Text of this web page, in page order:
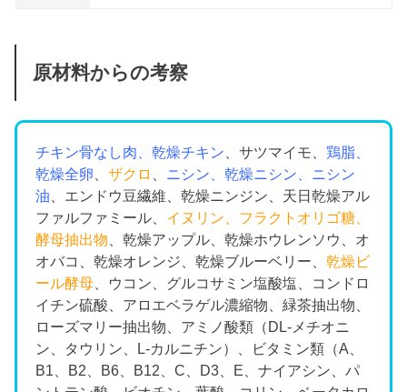
原材料からの考察
チキン骨なし肉、乾燥チキン 、サツマイモ、鶏脂、
乾燥全卵 、ザクロ
ニシン、乾燥ニシン、ニシン
油 、エンドウ豆繊維、乾燥ニンジン、天日乾燥アル
ファルファミール、 イヌリン、フラクトオリゴ糖、
酵母抽出物 、乾燥アップル、乾燥ホウレンソウ、オ
オバコ、乾燥オレンジ、乾燥ブルーベリー、乾燥ビ
ール酵母 、ウコン、グルコサミン塩酸塩、コンドロ
イチン硫酸、アロエベラゲル濃縮物、緑茶抽出物、
ローズマリー抽出物、アミノ酸類（DL-メチオニ
ン、タウリン、L-カルニチン）、ビタミン類（A、
B1、B2、B6、B12、C、D3、E、ナイアシン、パ